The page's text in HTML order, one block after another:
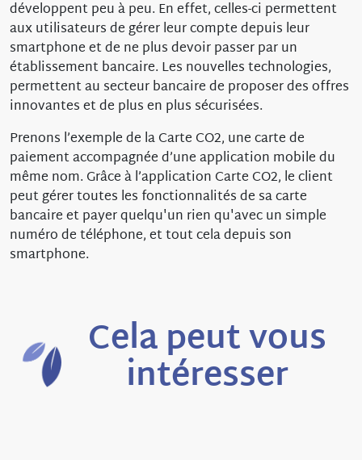
développent peu à peu. En effet, celles-ci permettent
aux utilisateurs de gérer leur compte depuis leur
smartphone et de ne plus devoir passer par un
établissement bancaire. Les nouvelles technologies,
permettent au secteur bancaire de proposer des offres
innovantes et de plus en plus sécurisées.
Prenons l’exemple de la Carte CO2, une carte de
paiement accompagnée d’une application mobile du
même nom. Grâce à l’application Carte CO2, le client
peut gérer toutes les fonctionnalités de sa carte
bancaire et payer quelqu'un rien qu'avec un simple
numéro de téléphone, et tout cela depuis son
smartphone.
Cela peut vous
intéresser